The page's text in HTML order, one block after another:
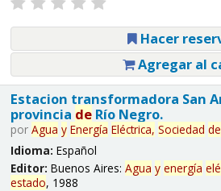
Hacer
Agregar al
Estacion transformadora San
provincia deRío Negro.
por Agua y Energía Eléctrica, Sociedad de
Idioma: Español
Editor: Buenos Aires: Agua y energía
estado, 1988